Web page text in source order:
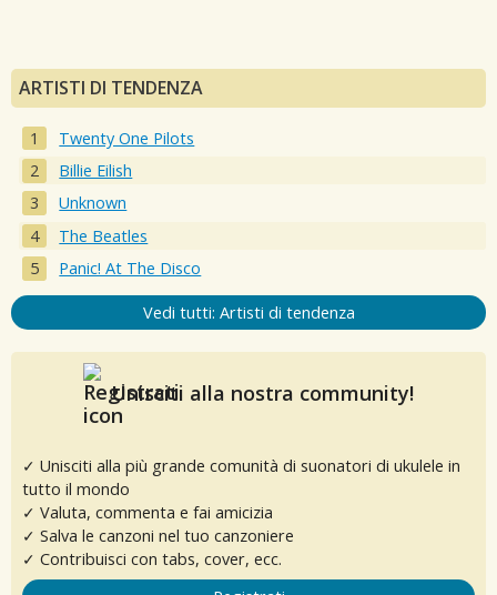
ARTISTI DI TENDENZA
Twenty One Pilots
Billie Eilish
Unknown
The Beatles
Panic! At The Disco
Vedi tutti: Artisti di tendenza
Unisciti alla nostra community!
✓ Unisciti alla più grande comunità di suonatori di ukulele in
tutto il mondo
✓ Valuta, commenta e fai amicizia
✓ Salva le canzoni nel tuo canzoniere
✓ Contribuisci con tabs, cover, ecc.